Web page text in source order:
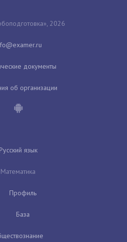
2026
документы
об организации
Русский язык
Математика
Профиль
База